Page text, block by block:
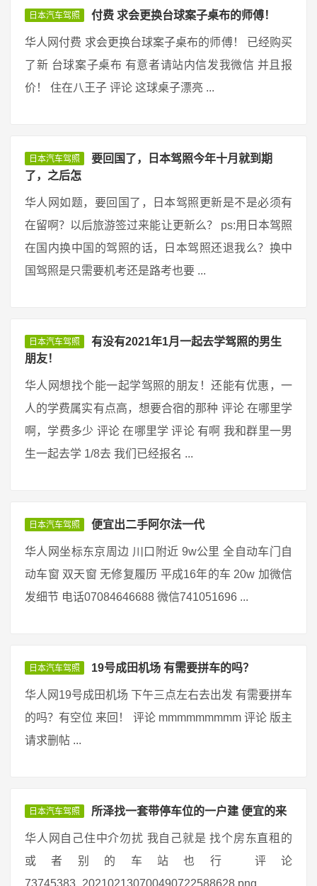
日本汽车驾照 付费 求会更换台球案子桌布的师傅！
华人网付费 求会更换台球案子桌布的师傅！ 已经购买
了新 台球案子桌布 有意者请站内信发我微信 并且报
价！ 住在八王子 评论 这球桌子漂亮 ...
日本汽车驾照
要回国了，日本驾照今年十月就到期
了，之后怎
华人网如题，要回国了，日本驾照更新是不是必须有
在留啊？以后旅游签过来能让更新么？ ps:用日本驾照
在国内换中国的驾照的话，日本驾照还退我么？换中
国驾照是只需要机考还是路考也要 ...
日本汽车驾照
有没有2021年1月一起去学驾照的男生
朋友！
华人网想找个能一起学驾照的朋友！还能有优惠，一
人的学费属实有点高，想要合宿的那种 评论 在哪里学
啊，学费多少 评论 在哪里学 评论 有啊 我和群里一男
生一起去学 1/8去 我们已经报名 ...
日本汽车驾照 便宜出二手阿尔法一代
华人网坐标东京周边 川口附近 9w公里 全自动车门自
动车窗 双天窗 无修复履历 平成16年的车 20w 加微信
发细节 电话07084646688 微信741051696 ...
日本汽车驾照 19号成田机场 有需要拼车的吗？
华人网19号成田机场 下午三点左右去出发 有需要拼车
的吗？有空位 来回！ 评论 mmmmmmmmm 评论 版主
请求删帖 ...
日本汽车驾照 所泽找一套带停车位的一户建 便宜的来
华人网自己住中介勿扰 我自己就是 找个房东直租的
或者别的车站也行 评论
73745383_202102130700490722588628.png